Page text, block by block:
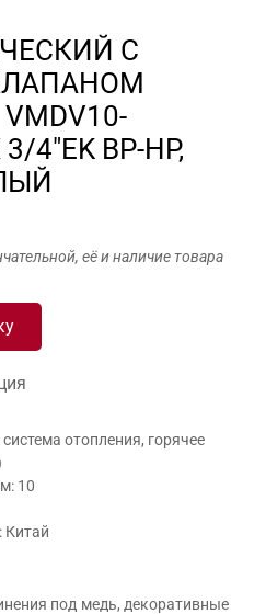
С
4"EK ВР-НР,
её и наличие товара
отопления, горячее
10
Китай
под медь, декоративные